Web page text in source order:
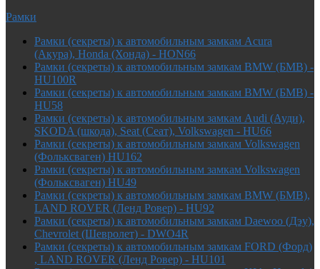
Рамки
Рамки (секреты) к автомобильным замкам Acura
(Акура), Honda (Хонда) - HON66
Рамки (секреты) к автомобильным замкам BMW (БМВ) -
HU100R
Рамки (секреты) к автомобильным замкам BMW (БМВ) -
HU58
Рамки (секреты) к автомобильным замкам Audi (Ауди),
SKODA (шкода), Seat (Сеат), Volkswagen - HU66
Рамки (секреты) к автомобильным замкам Volkswagen
(Фольксваген) HU162
Рамки (секреты) к автомобильным замкам Volkswagen
(Фольксваген) HU49
Рамки (секреты) к автомобильным замкам BMW (БМВ),
LAND ROVER (Ленд Ровер) - HU92
Рамки (секреты) к автомобильным замкам Daewoo (Дэу),
Chevrolet (Шевролет) - DWO4R
Рамки (секреты) к автомобильным замкам FORD (Форд)
, LAND ROVER (Ленд Ровер) - HU101